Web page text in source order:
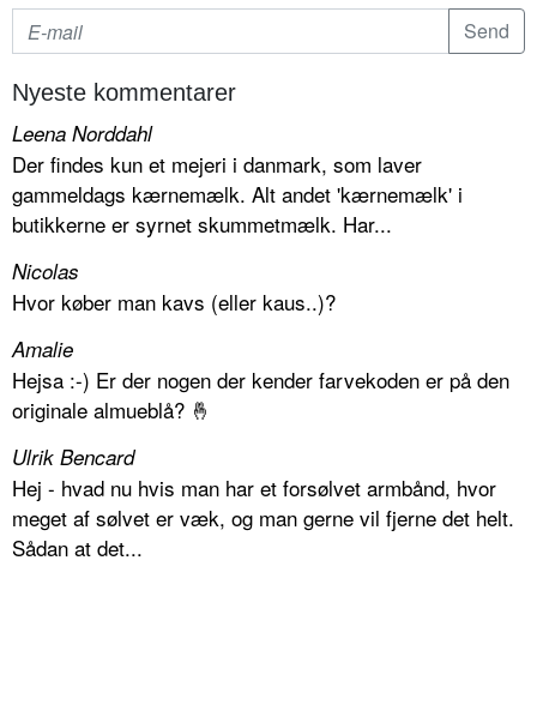
Nyeste kommentarer
Leena Norddahl
Der findes kun et mejeri i danmark, som laver
gammeldags kærnemælk. Alt andet 'kærnemælk' i
butikkerne er syrnet skummetmælk. Har...
Nicolas
Hvor køber man kavs (eller kaus..)?
Amalie
Hejsa :-) Er der nogen der kender farvekoden er på den
originale almueblå? 🤞
Ulrik Bencard
Hej - hvad nu hvis man har et forsølvet armbånd, hvor
meget af sølvet er væk, og man gerne vil fjerne det helt.
Sådan at det...